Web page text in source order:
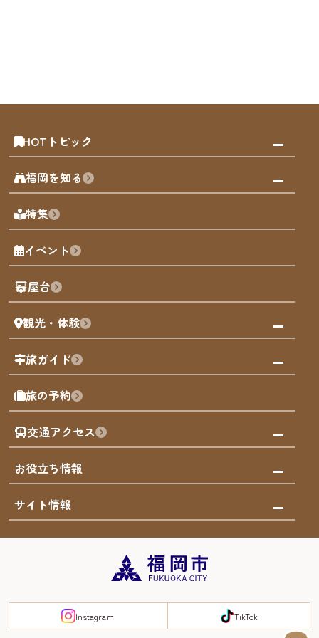
HOTトピック
みんなの旅行記
天神エリア
博多旧市街
福岡城
歴史・文化
福岡を知る
福岡の見どころ
福岡の魅力
観光カレンダー
観光PR動画
まち歩き
福岡グルメ
福岡を楽しむ
福岡のアート
福岡のナイトタイム
福岡の歴史・文化
サステナブルツーリズム
福岡検定
よかなび音声ガイド
FUKUOKA EAST&WEST COAST
特集
イベント
屋台
観光・体験
観る・遊ぶ
屋台
買う
体験
泊まる
旅ガイド
モデルコース
AIおまかせコース
オリジナルプラン
みんなの旅行記
旅の予約
交通アクセス
市内交通ガイド
お得なチケット
お役立ち情報
お知らせ
災害情報
サイト情報
まち歩き・体験プログラム掲載申込
Instagram TikTok